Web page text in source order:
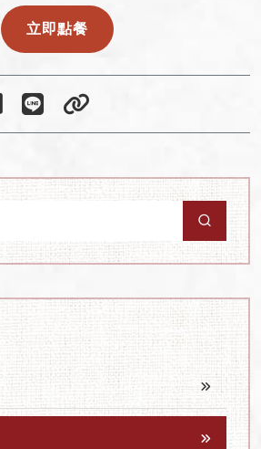
Brand Story
Drink Reading
Franchise
立即點餐